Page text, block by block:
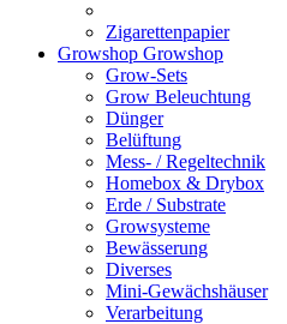
Zigarettenpapier
Growshop Growshop
Grow-Sets
Grow Beleuchtung
Dünger
Belüftung
Mess- / Regeltechnik
Homebox & Drybox
Erde / Substrate
Growsysteme
Bewässerung
Diverses
Mini-Gewächshäuser
Verarbeitung